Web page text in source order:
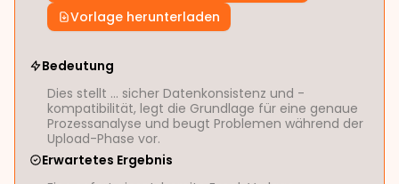
Vorlage herunterladen
Bedeutung
Dies stellt ... sicher Datenkonsistenz und -
kompatibilität, legt die Grundlage für eine genaue
Prozessanalyse und beugt Problemen während der
Upload-Phase vor.
Erwartetes Ergebnis